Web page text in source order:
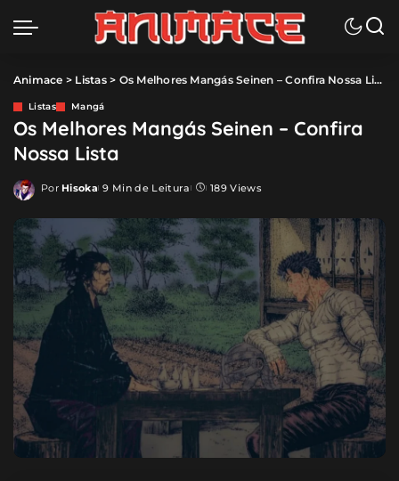
Animace > Listas> Os Melhores Mangás Seinen – Confira Nossa Lista
Listas Mangá
Os Melhores Mangás Seinen – Confira
Nossa Lista
Posted
Por Hisoka 9 Min de Leitura 189 Views